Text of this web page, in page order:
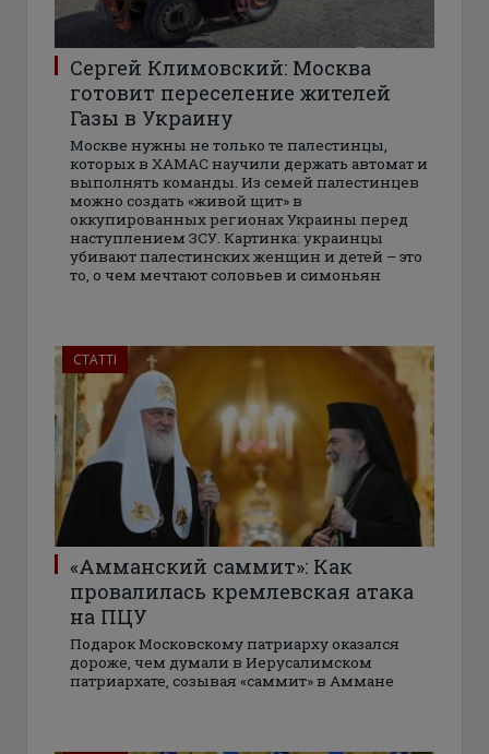
Сергей Климовский: Москва
готовит переселение жителей
Газы в Украину
Москве нужны не только те палестинцы,
которых в ХАМАС научили держать автомат и
выполнять команды. Из семей палестинцев
можно создать «живой щит» в
оккупированных регионах Украины перед
наступлением ЗСУ. Картинка: украинцы
убивают палестинских женщин и детей – это
то, о чем мечтают соловьев и симоньян
СТАТТІ
«Амманский саммит»: Как
провалилась кремлевская атака
на ПЦУ
Подарок Московскому патриарху оказался
дороже, чем думали в Иерусалимском
патриархате, созывая «саммит» в Аммане